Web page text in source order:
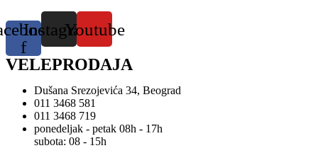
f
InstagramYoutube
VELEPRODAJA
Dušana Srezojevića 34, Beograd
011 3468 581
011 3468 719
ponedeljak - petak 08h - 17h
subota: 08 - 15h